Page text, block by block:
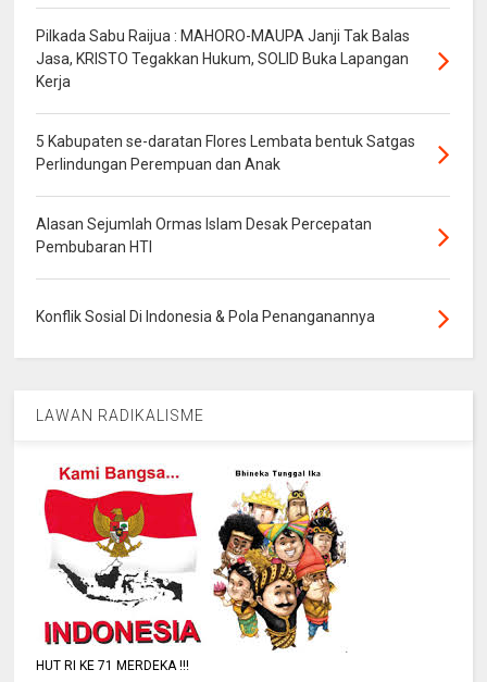
Pilkada Sabu Raijua : MAHORO-MAUPA Janji Tak Balas
Jasa, KRISTO Tegakkan Hukum, SOLID Buka Lapangan
Kerja
5 Kabupaten se-daratan Flores Lembata bentuk Satgas
Perlindungan Perempuan dan Anak
Alasan Sejumlah Ormas Islam Desak Percepatan
Pembubaran HTI
Konflik Sosial Di Indonesia & Pola Penanganannya
LAWAN RADIKALISME
HUT RI KE 71 MERDEKA !!!